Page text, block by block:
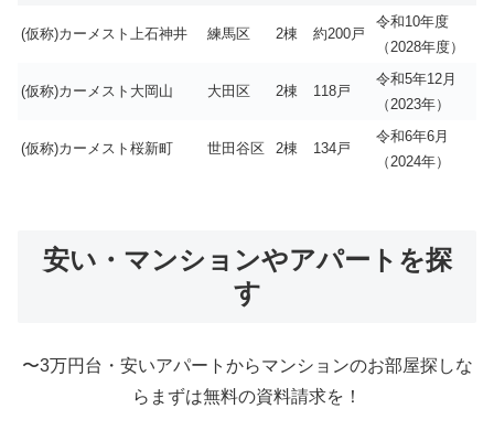
(仮称)カーメスト上石神井 練馬区 2棟 約200戸
令和10年度
（2028年度）
(仮称)カーメスト大岡山 大田区 2棟 118戸
令和5年12月
（2023年）
(仮称)カーメスト桜新町 世田谷区 2棟 134戸
令和6年6月
（2024年）
安い・マンションやアパートを探
す
〜3万円台・安いアパートからマンションのお部屋探しな
らまずは無料の資料請求を！